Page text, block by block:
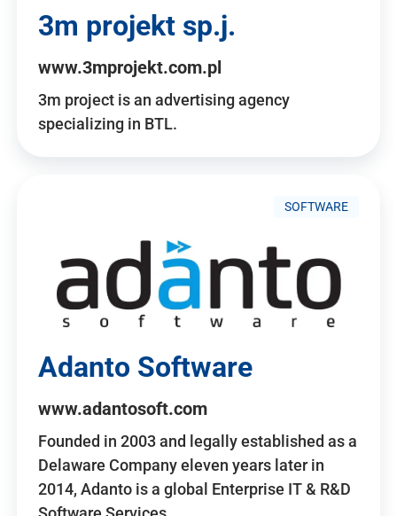
3m projekt sp.j.
www.3mprojekt.com.pl
3m project is an advertising agency
specializing in BTL.
SOFTWARE
Adanto Software
www.adantosoft.com
Founded in 2003 and legally established as a
Delaware Company eleven years later in
2014, Adanto is a global Enterprise IT & R&D